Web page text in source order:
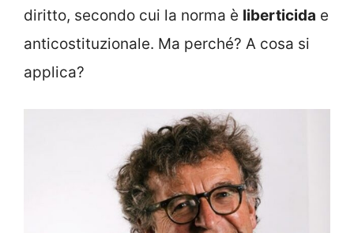
diritto, secondo cui la norma è liberticida e
anticostituzionale. Ma perché? A cosa si
applica?